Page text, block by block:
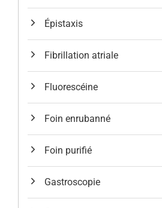
Épistaxis
Fibrillation atriale
Fluorescéine
Foin enrubanné
Foin purifié
Gastroscopie